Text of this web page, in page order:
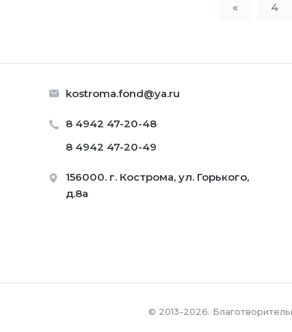
« 4
kostroma.fond@ya.ru
8 4942 47-20-48
8 4942 47-20-49
156000. г. Кострома, ул. Горького,
д.8а
© 2013-2026.